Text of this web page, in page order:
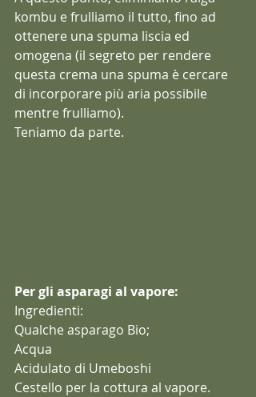
kombu e frulliamo il tutto, fino ad
ottenere una spuma liscia ed
omogena (il segreto per rendere
questa crema una spuma è cercare
di incorporare più aria possibile
mentre frulliamo).
Teniamo da parte.
Per gli asparagi al vapore:
Ingredienti:
Qualche asparago Bio;
Acqua
Acidulato di Umeboshi
Cestello per la cottura al vapore.